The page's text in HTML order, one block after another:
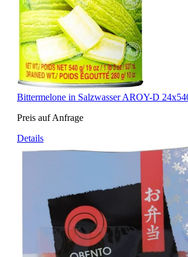
Bittermelone in Salzwasser AROY-D
Preis auf Anfrage
Details